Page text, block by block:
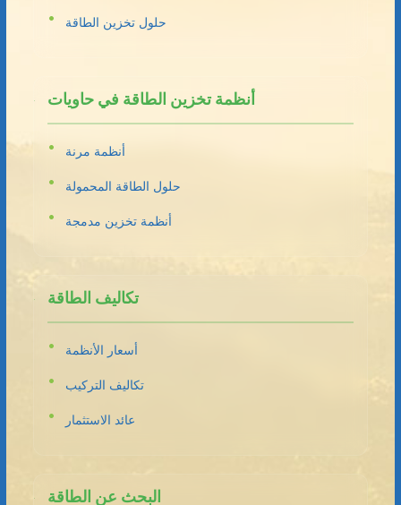
حلول تخزين الطاقة
أنظمة تخزين الطاقة في حاويات
أنظمة مرنة
حلول الطاقة المحمولة
أنظمة تخزين مدمجة
تكاليف الطاقة
أسعار الأنظمة
تكاليف التركيب
عائد الاستثمار
البحث عن الطاقة